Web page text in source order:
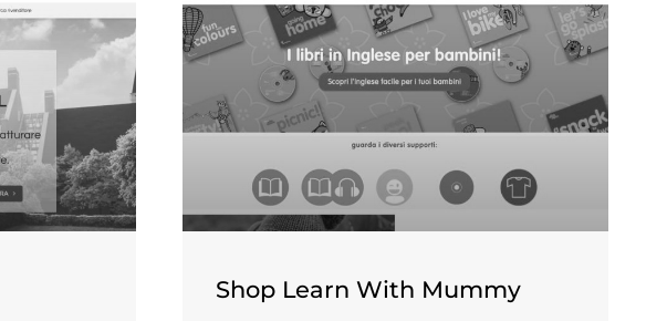
Shop Learn With Mummy